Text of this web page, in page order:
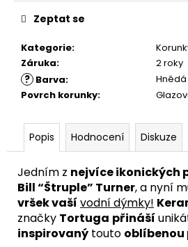
Kategorie:
Záruka: 2 roky
? Barva:
Hnědá
Povrch korunky:
Zeptat se
Popis Hodnocení Diskuze
Jedním z nejvíce ikonických
Bill “Štruple” Turner, a nyní
vršek vaší vodní dýmky!
značky Tortuga přináší
inspirovaný touto oblíbenou